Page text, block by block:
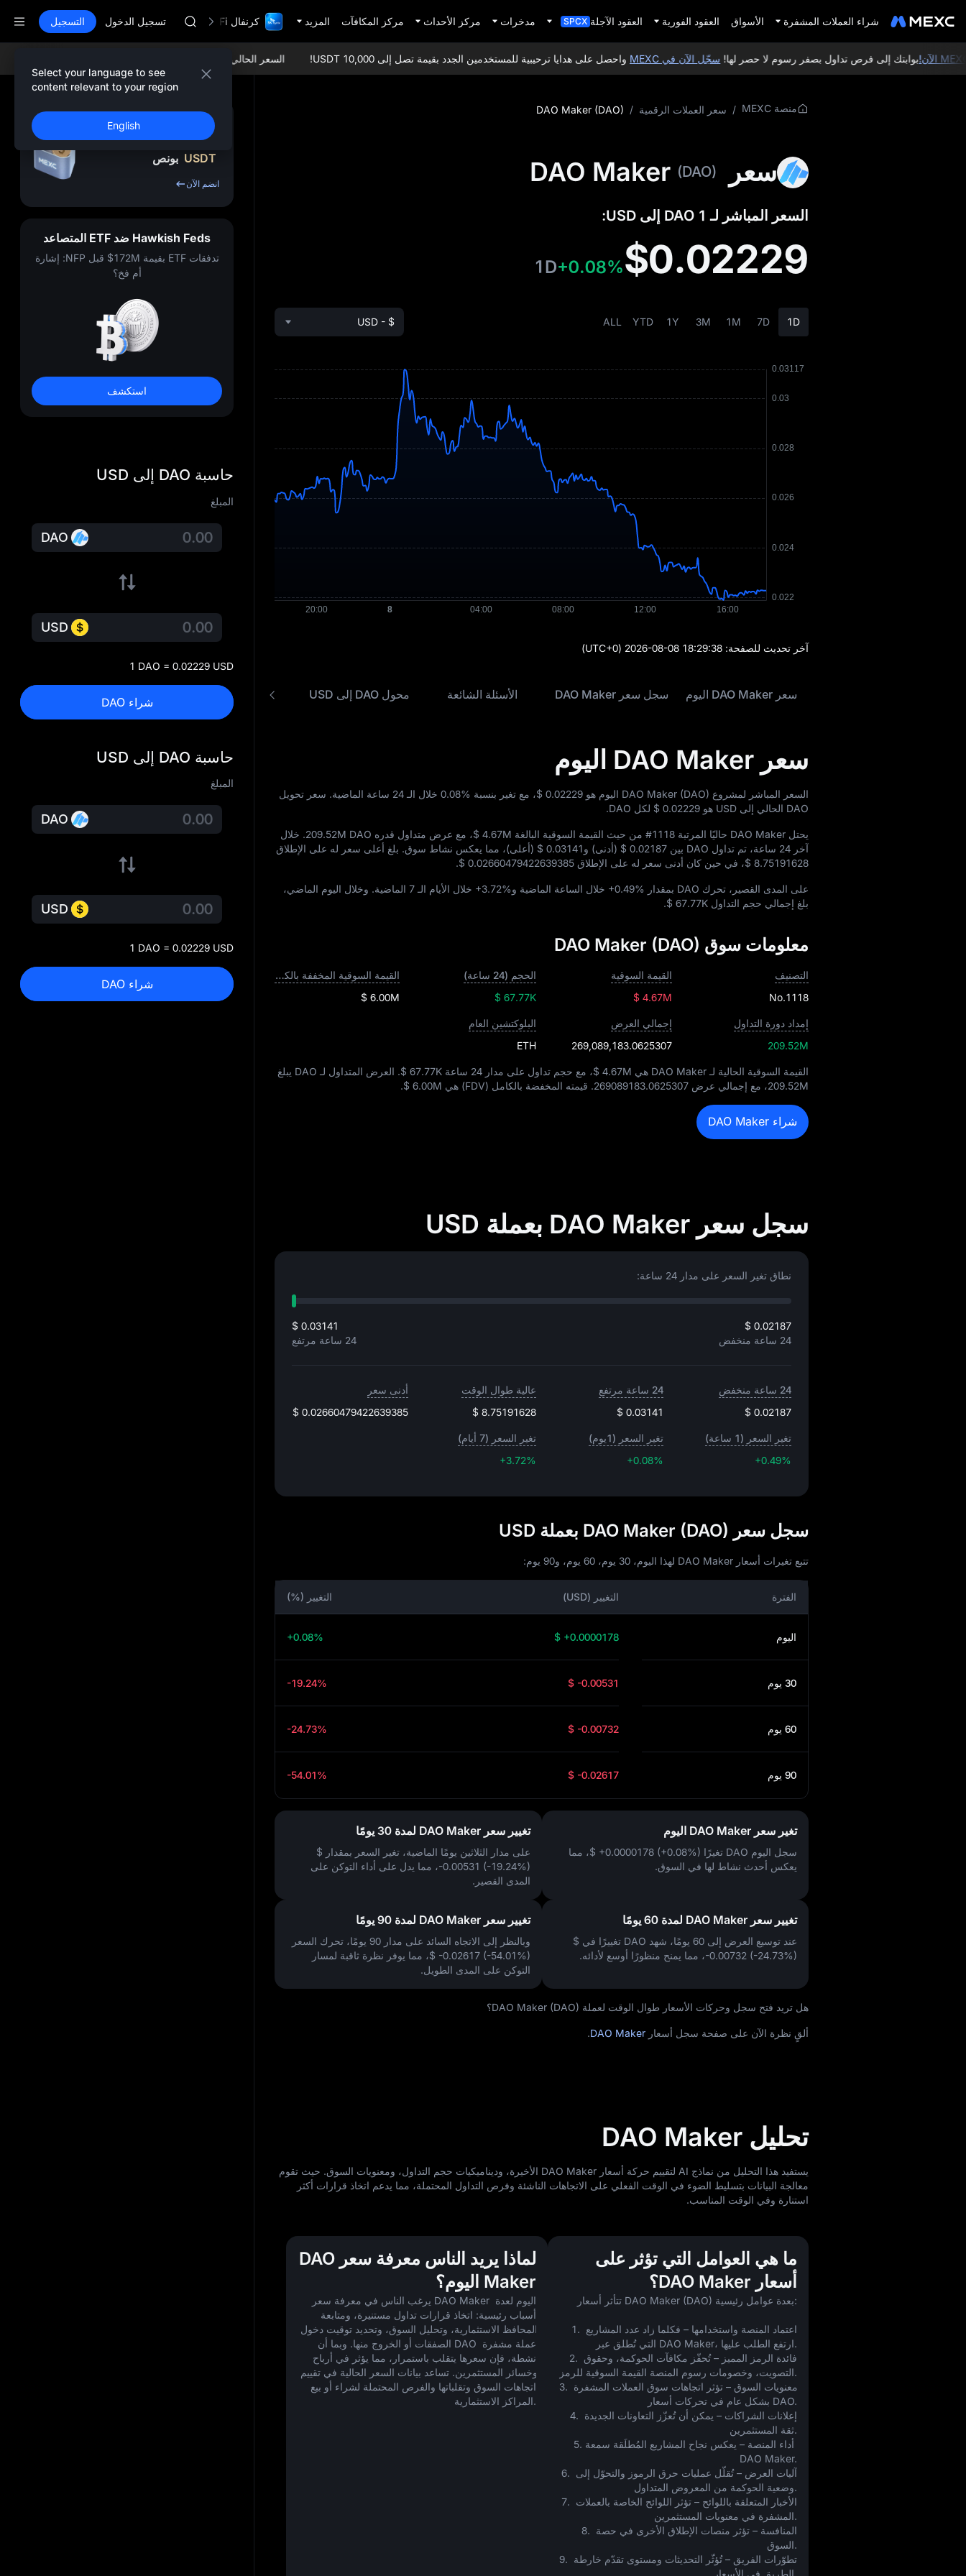
شراء العملات المشفرة الأسواق العقود الفورية العقود الآجلة SPCX مدخرات مركز الأحداث مركز المكافآت المزيد كرنفال TradFi مع 1,000,000$
AAOI
SPCX يرتفع رغم انتهاء الحظر
GOLD(XAU)
اشتراك سوق يونيتري ستار في 10 أغسطس
تسجيل الدخول التسجيل
Select your language to see
content relevant to your region
English
السعر الحالي SOL (Solana): بوابتك إلى فرص تداول بصفر رسوم لا حصر لها!سجّل الآن في MEXC واحصل على هدايا ترحيبية للمستخدمين الجدد بقيمة تصل إلى 10,000 USDT!
منصة MEXC / سعر العملات الرقمية /
DAO Maker (DAO)
سعر DAO Maker (DAO)
السعر المباشر لـ 1 DAO إلى USD:
$0.02229
+0.08%
1D
1D
7D
1M
3M
1Y
YTD
ALL
USD - $
آخر تحديث للصفحة: 2026-08-08 18:29:38
(UTC+0)
سعر DAO Maker اليوم سجل سعر DAO Maker الأسئلة الشائعة محول DAO إلى USD
سعر DAO Maker اليوم
السعر المباشر لمشروع DAO Maker (DAO) اليوم هو $ 0.02229، مع تغير بنسبة 0.08%
خلال الـ 24 ساعة الماضية. سعر تحويل
DAO الحالي إلى USD هو
$ 0.02229 لكل DAO.
يحتل DAO Maker حاليًا المرتبة #1118 من حيث القيمة السوقية البالغة $ 4.67M، مع عرض متداول قدره 209.52M DAO. خلال
آخر 24 ساعة، تم تداول DAO بين
$ 0.02187 (أدنى) و$ 0.03141 (أعلى)، مما يعكس نشاط سوق. بلغ أعلى سعر له على الإطلاق
$ 8.75191628، في حين كان أدنى سعر له على الإطلاق $ 0.02660479422639385
.
على المدى القصير، تحرك DAO بمقدار +0.49% خلال الساعة الماضية و+3.72%
خلال الأيام الـ 7 الماضية. وخلال اليوم الماضي،
بلغ إجمالي حجم التداول $ 67.77K
.
معلومات سوق DAO Maker (DAO)
التصنيف
No.1118
القيمة السوقية
$ 4.67M
الحجم (24 ساعة)
$ 67.77K
القيمة السوقية المخففة بالكامل
$ 6.00M
إمداد دورة التداول
209.52M
إجمالي العرض
269,089,183.0625307
البلوكتشين العام
ETH
القيمة السوقية الحالية لـ DAO Maker هي $ 4.67M، مع حجم تداول على مدار 24 ساعة $ 67.77K. العرض المتداول لـ DAO يبلغ
209.52M، مع إجمالي عرض 269089183.0625307. قيمته المخفضة بالكامل (FDV) هي $ 6.00M
.
شراء DAO Maker
سجل سعر DAO Maker بعملة USD
نطاق تغير السعر على مدار 24 ساعة:
$ 0.02187
24 ساعة منخفض
$ 0.03141
24 ساعة مرتفع
24 ساعة منخفض
$ 0.02187
24 ساعة مرتفع
$ 0.03141
عالية طوال الوقت
$ 8.75191628
أدنى سعر
$ 0.02660479422639385
تغير السعر (1 ساعة)
+0.49%
تغير السعر (1يوم)
+0.08%
تغير السعر (7 أيام)
+3.72%
سجل سعر DAO Maker (DAO) بعملة USD
تتبع تغيرات أسعار DAO Maker لهذا اليوم، 30 يوم، 60 يوم، و90 يوم:
الفترة التغيير (USD) التغيير (%)
اليوم $ +0.0000178
+0.08%
30 يوم $ -0.00531
-19.24%
60 يوم $ -0.00732
-24.73%
90 يوم $ -0.02617
-54.01%
تغير سعر DAO Maker اليوم
سجل اليوم DAO تغيرًا $ +0.0000178 (+0.08%)، مما
يعكس أحدث نشاط لها في السوق.
تغيير سعر DAO Maker لمدة 30 يومًا
على مدار الثلاثين يومًا الماضية، تغير السعر بمقدار $
-0.00531 (-19.24%)، مما يدل على أداء التوكن على
المدى القصير.
تغيير سعر DAO Maker لمدة 60 يومًا
عند توسيع العرض إلى 60 يومًا، شهد DAO تغييرًا في
$
-0.00732 (-24.73%)، مما يمنح منظورًا أوسع لأدائه.
تغيير سعر DAO Maker لمدة 90 يومًا
وبالنظر إلى الاتجاه السائد على مدار 90 يومًا، تحرك السعر
$ -0.02617 (-54.01%)، مما يوفر نظرة ثاقبة لمسار
التوكن على المدى الطويل.
هل تريد فتح سجل وحركات الأسعار طوال الوقت لعملة DAO Maker (DAO)؟
ألقٍ نظرة الآن على صفحة سجل أسعار DAO Maker
.
تحليل DAO Maker
يستفيد هذا التحليل من نماذج AI لتقييم حركة أسعار DAO Maker الأخيرة، وديناميكيات حجم التداول، ومعنويات السوق. حيث تقوم
معالجة البيانات بتسليط الضوء في الوقت الفعلي على الاتجاهات الناشئة وفرص التداول المحتملة، مما يدعم اتخاذ قرارات أكثر
استنارة وفي الوقت المناسب.
ما هي العوامل التي تؤثر على
أسعار DAO Maker؟
تتأثر أسعار DAO Maker (DAO) بعدة عوامل رئيسية:
1. اعتماد المنصة واستخدامها – فكلما زاد عدد المشاريع
التي تُطلق عبر DAO Maker، ارتفع الطلب عليها.
2. فائدة الرمز المميز – تُحفّز مكافآت الحوكمة، وحقوق
التصويت، وخصومات رسوم المنصة القيمة السوقية للرمز.
3. معنويات السوق – تؤثر اتجاهات سوق العملات المشفرة
بشكل عام في تحركات أسعار DAO.
4. إعلانات الشراكات – يمكن أن تُعزّز التعاونات الجديدة
ثقة المستثمرين.
5. أداء المنصة – يعكس نجاح المشاريع المُطلَقة سمعة
DAO Maker.
6. آليات العرض – تُقلّل عمليات حرق الرموز والتحوّل إلى
وضعية الحوكمة من المعروض المتداول.
7. الأخبار المتعلقة باللوائح – تؤثر اللوائح الخاصة بالعملات
المشفرة في معنويات المستثمرين.
8. المنافسة – تؤثر منصات الإطلاق الأخرى في حصة
السوق.
9. تطوّرات الفريق – تُؤثّر التحديثات ومستوى تقدّم خارطة
لماذا يريد الناس معرفة سعر DAO
Maker اليوم؟
يرغب الناس في معرفة سعر DAO Maker اليوم لعدة
الصفقات أو الخروج منها. وبما أن DAO عملة مشفرة
المراكز الاستثمارية.
اشترك واحصل على ما
يصل إلى10,000
USDT بونص
انضم الآن
Hawkish Feds ضد ETF المتصاعد
تدفقات ETF بقيمة 172M$ قبل NFP: إشارة
أم فخ؟
استكشف
حاسبة DAO إلى USD
المبلغ
DAO
USD
1 DAO = 0.02229 USD
شراء DAO
حاسبة DAO إلى USD
المبلغ
DAO
USD
1 DAO = 0.02229 USD
شراء DAO